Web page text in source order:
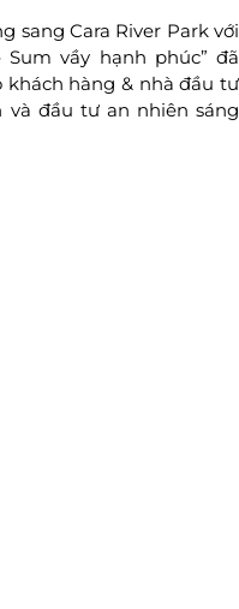
sang Cara River Park với
vầy hạnh phúc” đã
khách hàng & nhà đầu tư
và đầu tư an nhiên sáng